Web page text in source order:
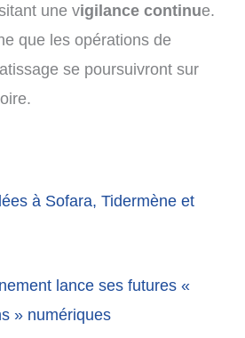
une vigilance continue.
que les opérations de
se poursuivront sur
à Sofara, Tidermène et
lance ses futures «
» numériques